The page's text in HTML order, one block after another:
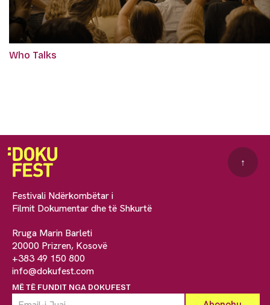
Who Talks
Festivali Ndërkombëtar i
Filmit Dokumentar dhe të Shkurtë
Rruga Marin Barleti
20000 Prizren, Kosovë
+383 49 150 800
info@dokufest.com
MË TË FUNDIT NGA DOKUFEST
↑